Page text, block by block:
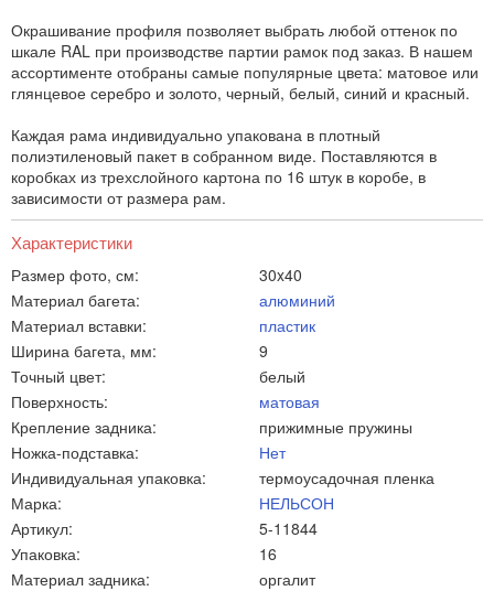
Окрашивание профиля позволяет выбрать любой оттенок по
шкале RAL при производстве партии рамок под заказ. В нашем
ассортименте отобраны самые популярные цвета: матовое или
глянцевое серебро и золото, черный, белый, синий и красный.
Каждая рама индивидуально упакована в плотный
полиэтиленовый пакет в собранном виде. Поставляются в
коробках из трехслойного картона по 16 штук в коробе, в
зависимости от размера рам.
Характеристики
Размер фото, см:
30x40
Материал багета:
алюминий
Материал вставки:
пластик
Ширина багета, мм:
9
Точный цвет:
белый
Поверхность:
матовая
Крепление задника:
прижимные пружины
Ножка-подставка:
Нет
Индивидуальная упаковка:
термоусадочная пленка
Марка:
НЕЛЬСОН
Артикул:
5-11844
Упаковка:
16
Материал задника:
оргалит